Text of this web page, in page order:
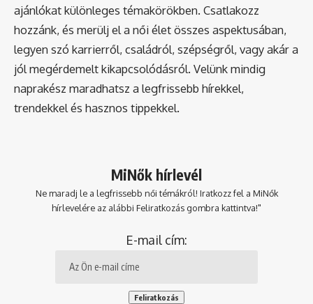
ajánlókat különleges témakörökben. Csatlakozz
hozzánk, és merülj el a női élet összes aspektusában,
legyen szó karrierről, családról, szépségről, vagy akár a
jól megérdemelt kikapcsolódásról. Velünk mindig
naprakész maradhatsz a legfrissebb hírekkel,
trendekkel és hasznos tippekkel.
MiNők hírlevél
Ne maradj le a legfrissebb női témákról! Iratkozz fel a MiNők
hírlevelére az alábbi Feliratkozás gombra kattintva!"
E-mail cím: